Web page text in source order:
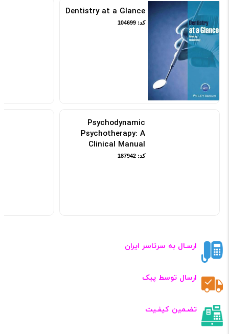
Dentistry at a Glance
کد: 104699
Psychodynamic
Psychotherapy: A
Clinical Manual
کد: 187942
ارسـال به سرتاسر ایران
ارسال توسط پیک
تضـمین کیفـیت